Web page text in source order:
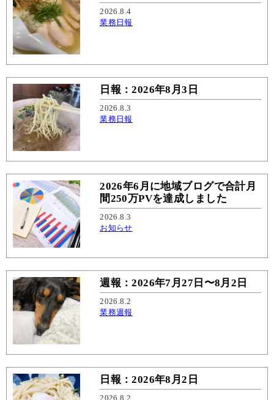
2026.8.4
業務日報
日報：2026年8月3日
2026.8.3
業務日報
2026年6月に地域ブログで合計月
間250万PVを達成しました
2026.8.3
お知らせ
週報：2026年7月27日〜8月2日
2026.8.2
業務週報
日報：2026年8月2日
2026.8.2